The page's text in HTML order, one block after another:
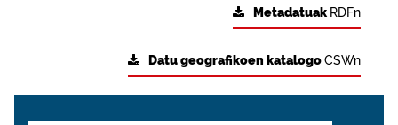
Metadatuak RDFn
Datu geografikoen katalogoCSWn